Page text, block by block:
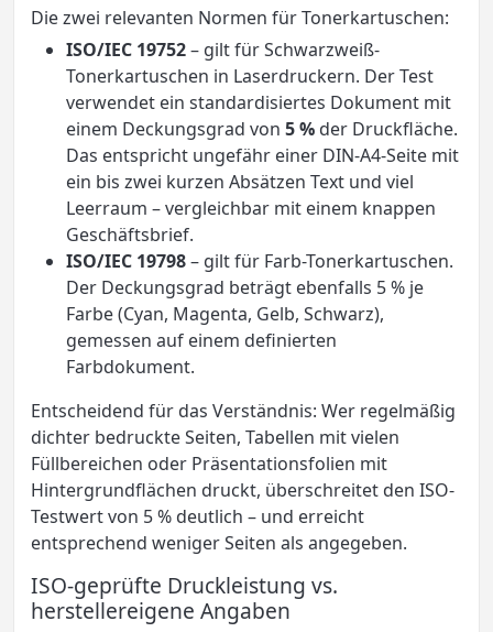
Die zwei relevanten Normen für Tonerkartuschen:
ISO/IEC 19752– gilt für Schwarzweiß-
Tonerkartuschen in Laserdruckern. Der Test
verwendet ein standardisiertes Dokument mit
einem Deckungsgrad von 5 % der Druckfläche.
Das entspricht ungefähr einer DIN-A4-Seite mit
ein bis zwei kurzen Absätzen Text und viel
Leerraum – vergleichbar mit einem knappen
Geschäftsbrief.
ISO/IEC 19798– gilt für Farb-Tonerkartuschen.
Der Deckungsgrad beträgt ebenfalls 5 % je
Farbe (Cyan, Magenta, Gelb, Schwarz),
gemessen auf einem definierten
Farbdokument.
Entscheidend für das Verständnis: Wer regelmäßig
dichter bedruckte Seiten, Tabellen mit vielen
Füllbereichen oder Präsentationsfolien mit
Hintergrundflächen druckt, überschreitet den ISO-
Testwert von 5 % deutlich – und erreicht
entsprechend weniger Seiten als angegeben.
ISO-geprüfte Druckleistung vs.
herstellereigene Angaben